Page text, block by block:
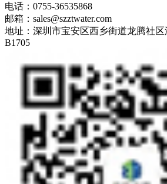
电话：0755-36535868
邮箱：sales@szztwater.com
地址：深圳市宝安区西乡街道龙腾社
B1705